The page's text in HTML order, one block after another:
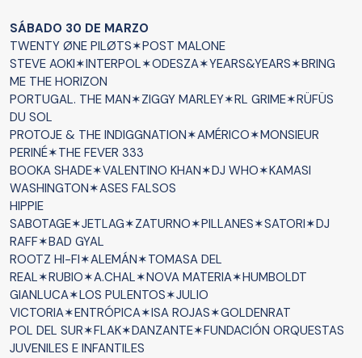
SÁBADO 30 DE MARZO
TWENTY ØNE PILØTS✶POST MALONE
STEVE AOKI✶INTERPOL✶ODESZA✶YEARS&YEARS✶BRING
ME THE HORIZON
PORTUGAL. THE MAN✶ZIGGY MARLEY✶RL GRIME✶RÜFÜS
DU SOL
PROTOJE & THE INDIGGNATION✶AMÉRICO✶MONSIEUR
PERINÉ✶THE FEVER 333
BOOKA SHADE✶VALENTINO KHAN✶DJ WHO✶KAMASI
WASHINGTON✶ASES FALSOS
HIPPIE
SABOTAGE✶JETLAG✶ZATURNO✶PILLANES✶SATORI✶DJ
RAFF✶BAD GYAL
ROOTZ HI-FI✶ALEMÁN✶TOMASA DEL
REAL✶RUBIO✶A.CHAL✶NOVA MATERIA✶HUMBOLDT
GIANLUCA✶LOS PULENTOS✶JULIO
VICTORIA✶ENTRÓPICA✶ISA ROJAS✶GOLDENRAT
POL DEL SUR✶FLAK✶DANZANTE✶FUNDACIÓN ORQUESTAS
JUVENILES E INFANTILES